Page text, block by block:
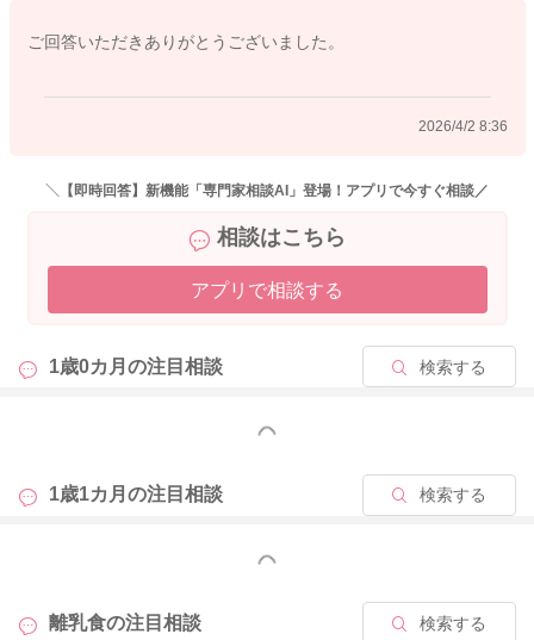
お子さんが自分で食べることに喜びを感じる時期でもあります
空腹を感じることができると、食べ方も変わってきやすいで
食後４時間程度はあくようにして、食事やミルク（補食）の時
１回の食事時間は短めに、短期集中で乗り切っていきましょ
う。
よろしくお願いします。
ご回答いただきありがとうございました。
2026/4/2 8:36
＼【即時回答】新機能「専門家相談AI」登場！アプリで今すぐ相談／
相談はこちら
アプリで相談する
1歳0カ月の注目相談 検索する
もっと見る
1歳1カ月の注目相談 検索する
もっと見る
離乳食の注目相談 検索する